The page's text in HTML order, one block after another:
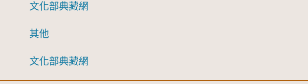
文化部典藏網
其他
文化部典藏網